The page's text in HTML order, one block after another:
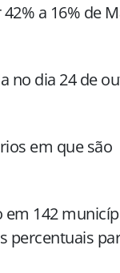
a 16% de
no dia 24 de
em que são
em 142
percentuais